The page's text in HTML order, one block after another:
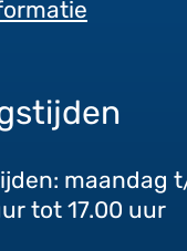
maandag
tot 17.00 uur